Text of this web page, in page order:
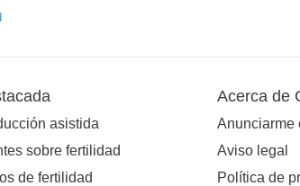
asistida
sobre fertilidad
de fertilidad
Acerca de
Anunciarme
Aviso legal
Política de